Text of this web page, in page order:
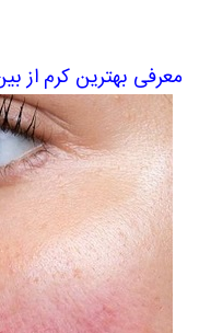
معرفی بهترین کرم از